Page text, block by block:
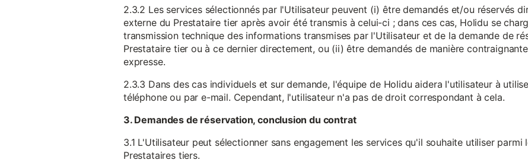
2.3.2 Les services sélectionnés par l'Utilisateur peuvent (i) être demandés et/ou réservés
externe du Prestataire tier après avoir été transmis à celui-ci ; dans ces cas, Holidu se
transmission technique des informations transmises par l'Utilisateur et de la demande de
Prestataire tier ou à ce dernier directement, ou (ii) être demandés de manière
expresse.
2.3.3 Dans des cas individuels et sur demande, l'équipe de Holidu aidera l'utilisateur à
téléphone ou par e-mail. Cependant, l'utilisateur n'a pas de droit correspondant à cela.
3. Demandes de réservation, conclusion du contrat
3.1 L'Utilisateur peut sélectionner sans engagement les services qu'il souhaite utiliser
Prestataires tiers.